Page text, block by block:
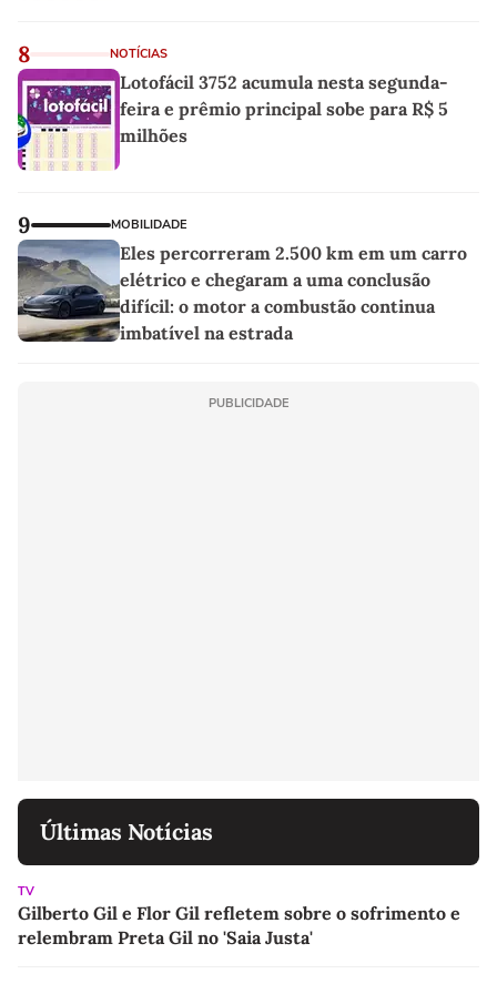
8 NOTÍCIAS
Lotofácil 3752 acumula nesta segunda-
feira e prêmio principal sobe para R$ 5
milhões
9 MOBILIDADE
Eles percorreram 2.500 km em um carro
elétrico e chegaram a uma conclusão
difícil: o motor a combustão continua
imbatível na estrada
PUBLICIDADE
Últimas Notícias
TV
Gilberto Gil e Flor Gil refletem sobre o sofrimento e
relembram Preta Gil no 'Saia Justa'